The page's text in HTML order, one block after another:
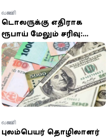
டொலருக்கு எதிராக
ரூபாய் மேலும் சரிவு:
இன்று ஏற்பட்ட மாற்றம்!
வணிகம்
புலம்பெயர் தொழிலாளர்
வணிகம்